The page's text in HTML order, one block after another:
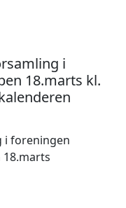
i
18.marts kl.
i foreningen
18.marts